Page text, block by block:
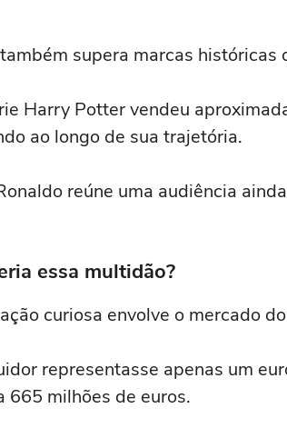
supera marcas históricas
Harry Potter vendeu
ao longo de sua trajetória.
reúne uma audiência
essa multidão?
curiosa envolve o mercado
representasse apenas um
665 milhões de euros.